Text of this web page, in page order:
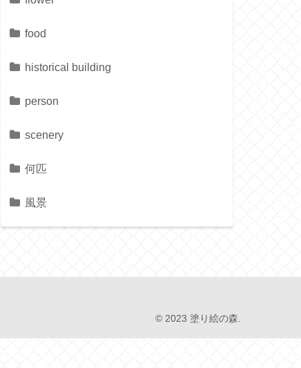
food
historical building
person
scenery
何匹
風景
© 2023 塗り絵の森.